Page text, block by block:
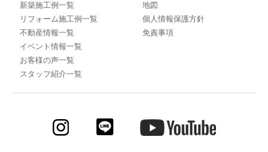
新築施工例一覧
リフォーム施工例一覧
不動産情報一覧
イベント情報一覧
お客様の声一覧
スタッフ紹介一覧
地図
個人情報保護方針
免責事項